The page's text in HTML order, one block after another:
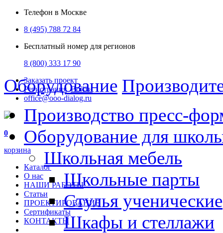
Телефон в Москве
8 (495) 788 72 84
Бесплатный номер для регионов
8 (800) 333 17 90
Заказать проект
Регистрация Войти
office@ooo-dialog.ru
0
корзина
Каталог
О нас
НАШИ РАБОТЫ
Статьи
ПРОЕКТИРОВАНИЕ
Сертификаты
КОНТАКТЫ
Оборудование
Производство пресс-
Оборудование для
Школьная мебель
Школьные парты
Стулья ученические
Шкафы и стеллажи